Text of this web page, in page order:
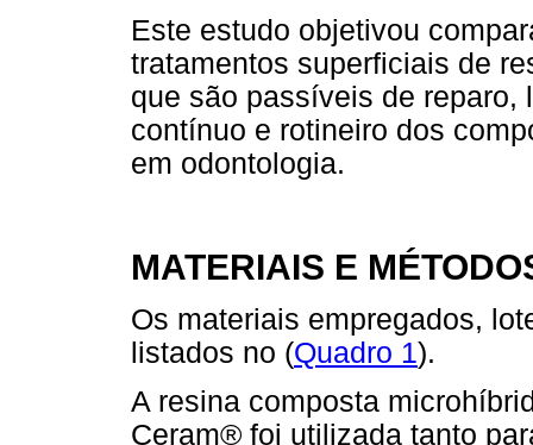
Este estudo objetivou
tratamentos superficiais de
que são passíveis de reparo,
contínuo e rotineiro dos
em odontologia.
MATERIAIS E
Os materiais empregados,
listados no (Quadro 1).
A resina composta
Ceram® foi utilizada tanto